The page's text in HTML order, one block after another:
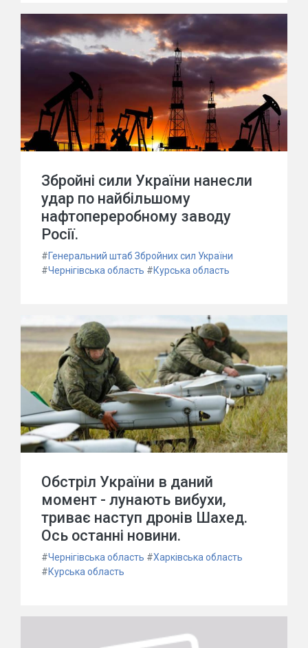
Збройні сили України нанесли
удар по найбільшому
нафтопереробному заводу
Росії.
#Генеральний штаб Збройних сил України
#Чернігівська область #Курська область
Обстріл України в даний
момент - лунають вибухи,
триває наступ дронів Шахед.
Ось останні новини.
#Чернігівська область #Харківська область
#Курська область